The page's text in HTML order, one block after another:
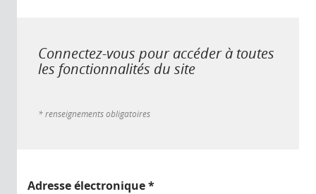
Connectez-vous pour accéder à toutes
les fonctionnalités du site
* renseignements obligatoires
Adresse électronique*